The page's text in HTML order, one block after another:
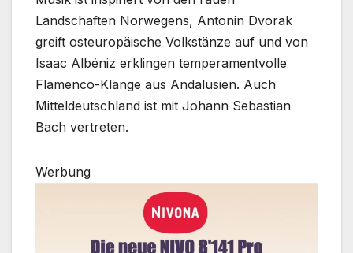
Landschaften Norwegens, Antonin Dvorak
greift osteuropäische Volkstänze auf und von
Isaac Albéniz erklingen temperamentvolle
Flamenco-Klänge aus Andalusien. Auch
Mitteldeutschland ist mit Johann Sebastian
Bach vertreten.
Werbung